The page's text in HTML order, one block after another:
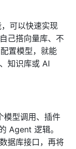
可以快速实现
己搭向量库、不
置模型，就能
知识库或 AI
模型调用、插件
Agent 逻辑。
据库接口，再将